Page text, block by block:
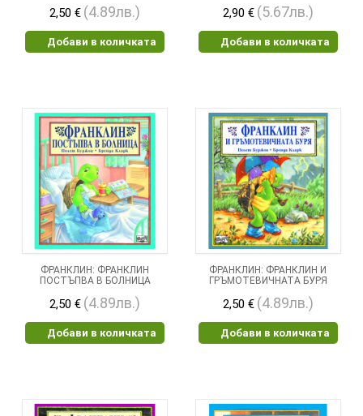
2,50 € (4.89лв.)
Добави в количката
2,90 € (5.67лв.)
Добави в количката
ФРАНКЛИН: ФРАНКЛИН
ПОСТЪПВА В БОЛНИЦА
2,50 € (4.89лв.)
Добави в количката
ФРАНКЛИН: ФРАНКЛИН И
ГРЪМОТЕВИЧНАТА БУРЯ
2,50 € (4.89лв.)
Добави в количката